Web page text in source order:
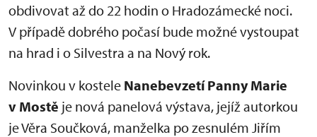
obdivovat až do 22 hodin o Hradozámecké noci.
V případě dobrého počasí bude možné vystoupat
na hrad i o Silvestra a na Nový rok.
Novinkou v kostele Nanebevzetí Panny Marie
v Mostě je nová panelová výstava, jejíž autorkou
je Věra Součková, manželka po zesnulém Jiřím